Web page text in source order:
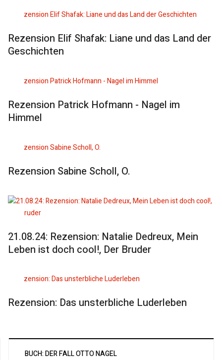
Rezension Elif Shafak: Liane und das Land der
Geschichten
Rezension Patrick Hofmann - Nagel im
Himmel
Rezension Sabine Scholl, O.
21.08.24: Rezension: Natalie Dedreux, Mein
Leben ist doch cool!, Der Bruder
Rezension: Das unsterbliche Luderleben
BUCH: DER FALL OTTO NAGEL